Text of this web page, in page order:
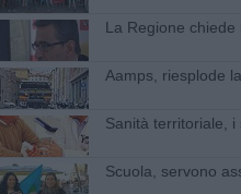
La Regione
Aamps, riesplode
Sanità territoriale,
Scuola, servono